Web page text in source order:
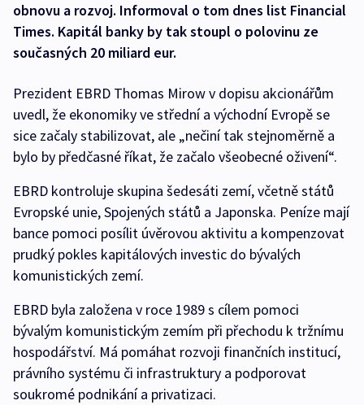
obnovu a rozvoj. Informoval o tom dnes list Financial
Times. Kapitál banky by tak stoupl o polovinu ze
současných 20 miliard eur.
Prezident EBRD Thomas Mirow v dopisu akcionářům
uvedl, že ekonomiky ve střední a východní Evropě se
sice začaly stabilizovat, ale „nečiní tak stejnoměrně a
bylo by předčasné říkat, že začalo všeobecné oživení“.
EBRD kontroluje skupina šedesáti zemí, včetně států
Evropské unie, Spojených států a Japonska. Peníze mají
bance pomoci posílit úvěrovou aktivitu a kompenzovat
prudký pokles kapitálových investic do bývalých
komunistických zemí.
EBRD byla založena v roce 1989 s cílem pomoci
bývalým komunistickým zemím při přechodu k tržnímu
hospodářství. Má pomáhat rozvoji finančních institucí,
právního systému či infrastruktury a podporovat
soukromé podnikání a privatizaci.